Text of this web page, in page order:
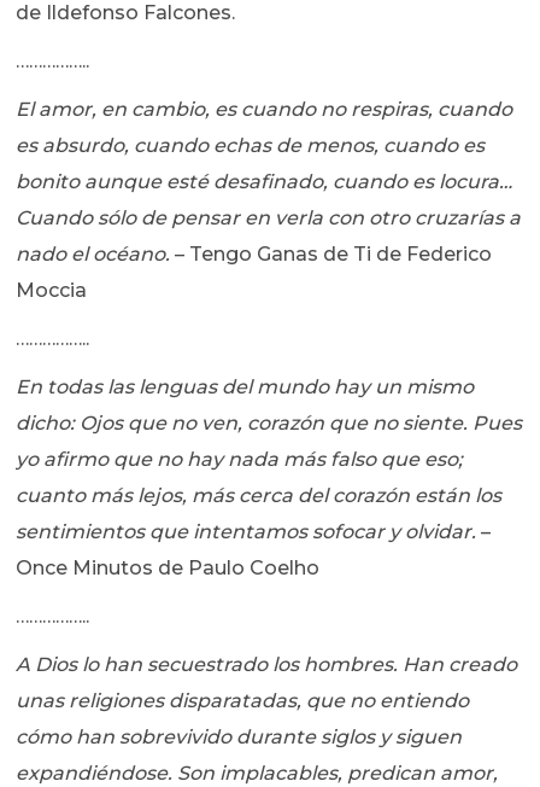
de Ildefonso Falcones.
……………..
El amor, en cambio, es cuando no respiras, cuando
es absurdo, cuando echas de menos, cuando es
bonito aunque esté desafinado, cuando es locura…
Cuando sólo de pensar en verla con otro cruzarías a
nado el océano. – Tengo Ganas de Ti de Federico
Moccia
……………..
En todas las lenguas del mundo hay un mismo
dicho: Ojos que no ven, corazón que no siente. Pues
yo afirmo que no hay nada más falso que eso;
cuanto más lejos, más cerca del corazón están los
sentimientos que intentamos sofocar y olvidar. –
Once Minutos de Paulo Coelho
……………..
A Dios lo han secuestrado los hombres. Han creado
unas religiones disparatadas, que no entiendo
cómo han sobrevivido durante siglos y siguen
expandiéndose. Son implacables, predican amor,